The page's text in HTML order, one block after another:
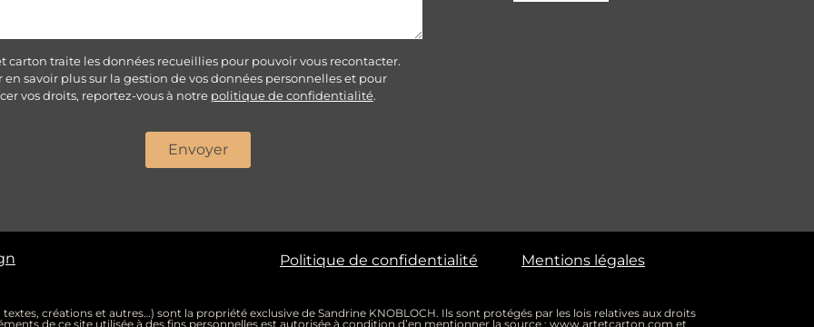
carton traite les données recueillies pour pouvoir vous recontacter.
en savoir plus sur la gestion de vos données personnelles et pour
vos droits, reportez-vous à notre politique de confidentialité.
Envoyer
Politique de confidentialité Mentions légales
créations et autres…) sont la propriété exclusive de Sandrine KNOBLOCH. Ils sont protégés par les lois relatives aux droits
de ce site utilisée à des fins personnelles est autorisée à condition d’en mentionner la source : www.artetcarton.com et